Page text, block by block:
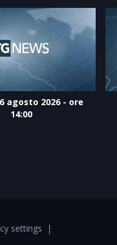
agosto 2026 - ore
14:00
settings |